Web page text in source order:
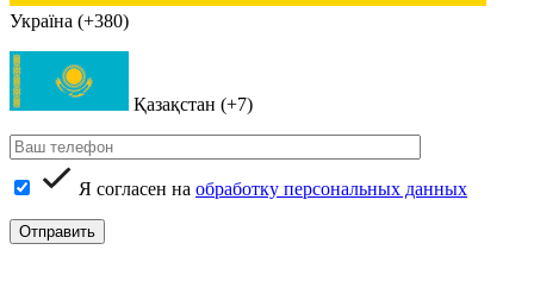
Україна (+380)
Қазақстан (+7)
Я согласен на обработку персональных данных